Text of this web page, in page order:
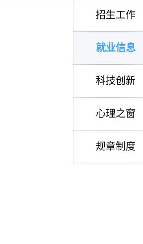
招生工作
就业信息
科技创新
心理之窗
规章制度